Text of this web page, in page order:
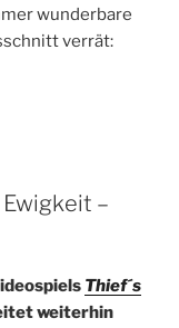
wunderbare
verrät:
–
Thief´s
weiterhin